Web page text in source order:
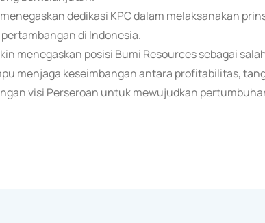
dedikasi KPC dalam melaksanakan
di Indonesia.
menegaskan posisi Bumi Resources sebagai
menjaga keseimbangan antara profitabilitas,
visi Perseroan untuk mewujudkan